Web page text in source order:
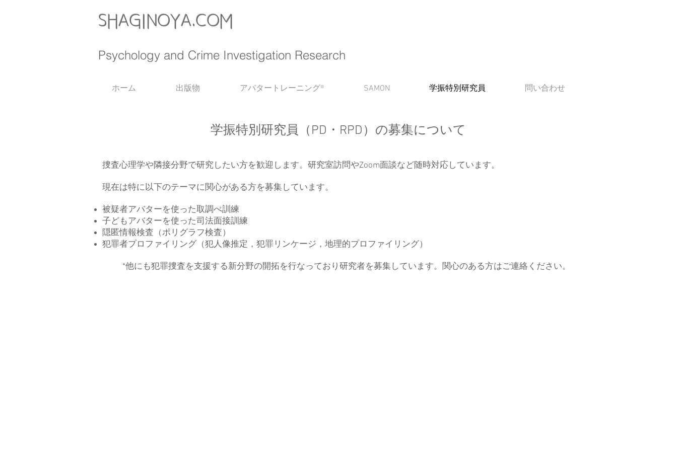
SHAGINOYA.COM
Psychology and Crime Investigation Research
ホーム 出版物 アバタートレーニング® SAMON 学振特別研究員 問い合わせ
学振特別研究員（PD・RPD）の募集について
捜査心理学や隣接分野で研究したい方を歓迎します。研究室訪問やZoom面談など随時対応しています。
現在は特に以下のテーマに関心がある方を募集しています。
被疑者アバターを使った取調べ訓練
子どもアバターを使った司法面接訓練
隠匿情報検査（ポリグラフ検査）
犯罪者プロファイリング（犯人像推定，犯罪リンケージ，地理的プロファイリング）
*他にも犯罪捜査を支援する新分野の開拓を行なっており研究者を募集しています。関心のある方はご連絡ください。